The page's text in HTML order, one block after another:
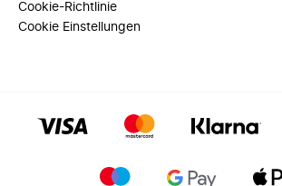
Cookie-Richtlinie
Cookie Einstellungen